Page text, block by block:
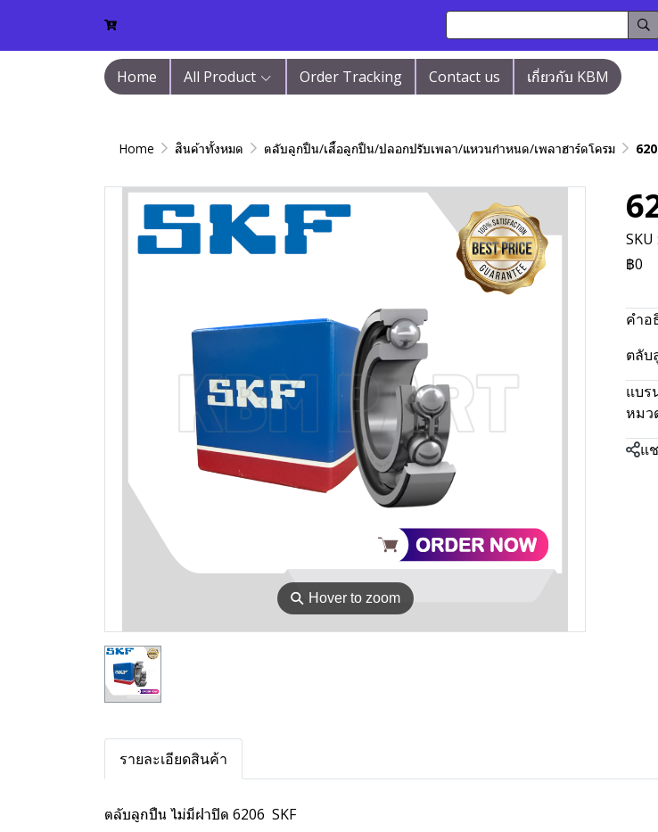
Home All Product Order Tracking Contact us เกี่ยวกับ KBM
Home สินค้าทั้งหมด ตลับลูกปืน/เสื้อลูกปืน/ปลอกปรับเพลา/แหวนกำหนด/เพลาฮาร์ดโครม
⚲ Hover to zoom
SKU
฿0
คำอ
ตลับ
แบร
หมว
แ
รายละเอียดสินค้า
ตลับลูกปืน ไม่มีฝาปิด 6206 SKF